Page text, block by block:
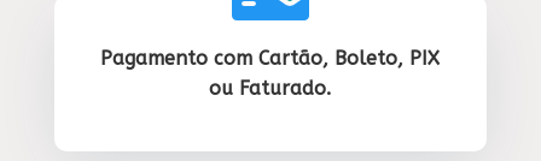
Pagamento com Cartão, Boleto, PIX
ou Faturado.